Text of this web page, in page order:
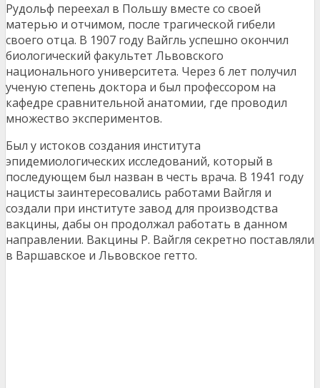
Рудольф переехал в Польшу вместе со своей
матерью и отчимом, после трагической гибели
своего отца. В 1907 году Вайгль успешно окончил
биологический факультет Львовского
национального университета. Через 6 лет получил
ученую степень доктора и был профессором на
кафедре сравнительной анатомии, где проводил
множество экспериментов.
Был у истоков создания института
эпидемиологических исследований, который в
последующем был назван в честь врача. В 1941 году
нацисты заинтересовались работами Вайгля и
создали при институте завод для производства
вакцины, дабы он продолжал работать в данном
направлении. Вакцины Р. Вайгля секретно поставляли
в Варшавское и Львовское гетто.